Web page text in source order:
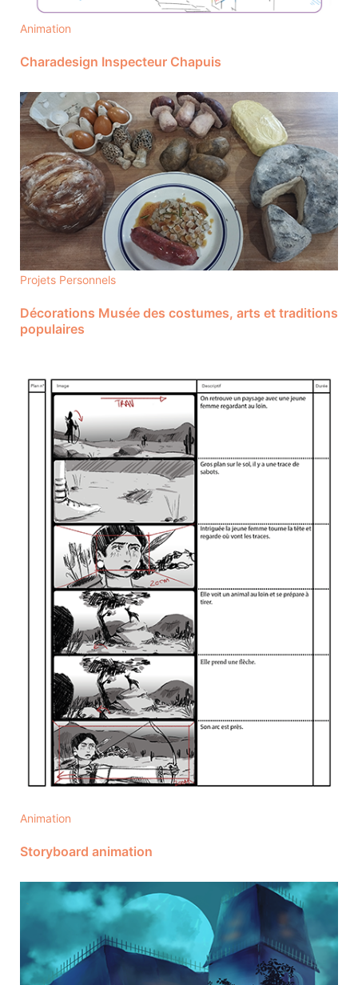
Animation
Charadesign Inspecteur Chapuis
Projets Personnels
Décorations Musée des costumes, arts et traditions
populaires
Animation
Storyboard animation